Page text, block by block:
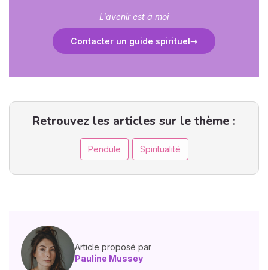
L'avenir est à moi
Contacter un guide spirituel
Retrouvez les articles sur le thème :
Pendule Spiritualité
Article proposé par
Pauline Mussey